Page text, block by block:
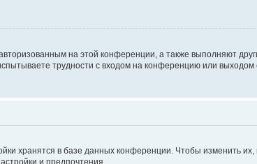
на этой конференции, а также выполняют
трудности с входом на конференцию или
хранятся в базе данных конференции. Чтобы изменить
и предпочтения.